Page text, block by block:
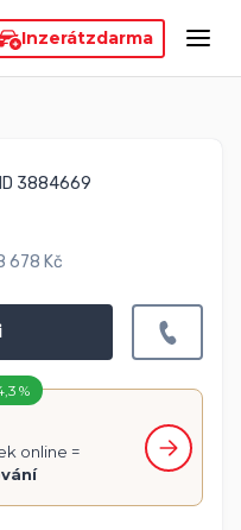
Inzerátzdarma
ID 3884669
678 Kč
%
online =